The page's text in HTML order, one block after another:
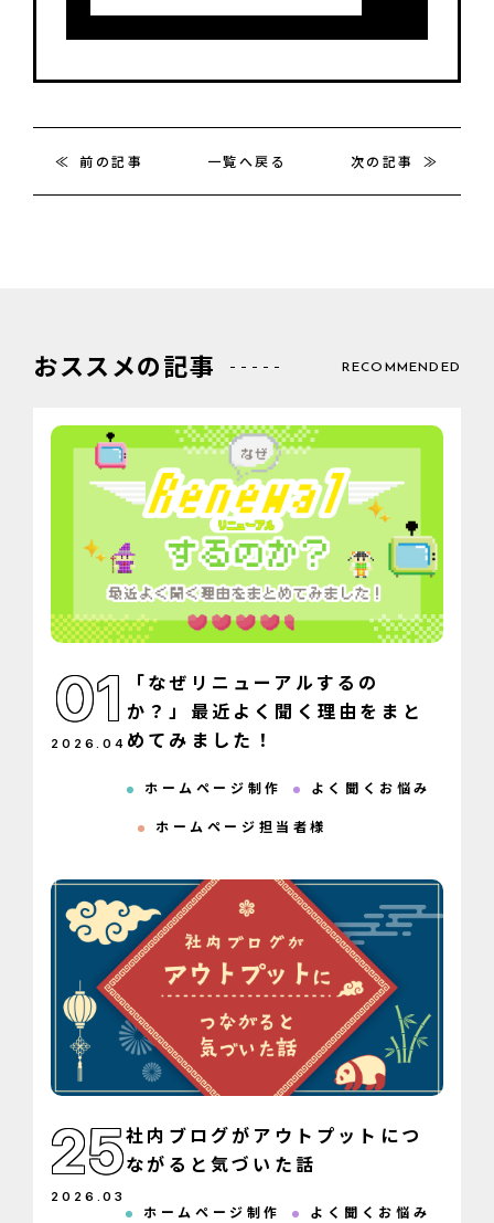
前の記事 一覧へ戻る 次の記事
おススメの記事 RECOMMENDED
01
2026 .04
「なぜリニューアルするの
か？」最近よく聞く理由をまと
めてみました！
ホームページ制作 よく聞くお悩み
ホームページ担当者様
25
2026 .03
社内ブログがアウトプットにつ
ながると気づいた話
ホームページ制作 よく聞くお悩み